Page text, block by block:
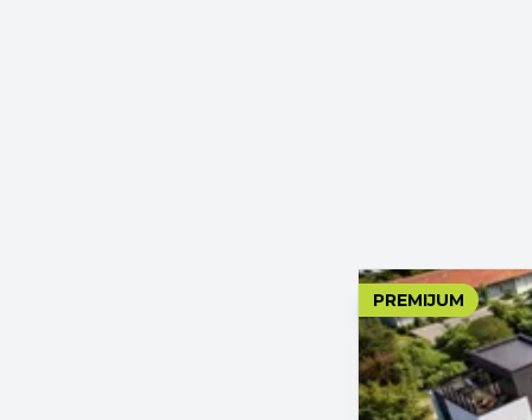
PREMIJUM